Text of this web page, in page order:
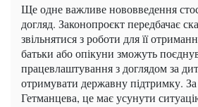
Ще одне важливе нововведення
догляд. Законопроєкт передбачає
звільнятися з роботи для її
батьки або опікуни зможуть
працевлаштування з доглядом за
отримувати державну підтримку.
Гетманцева, це має усунути